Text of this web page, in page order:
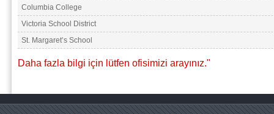
Columbia College
Victoria School District
St. Margaret’s School
Daha fazla bilgi için lütfen ofisimizi arayınız."